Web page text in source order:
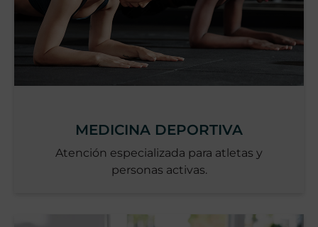
MEDICINA DEPORTIVA
Atención especializada para atletas y
personas activas.